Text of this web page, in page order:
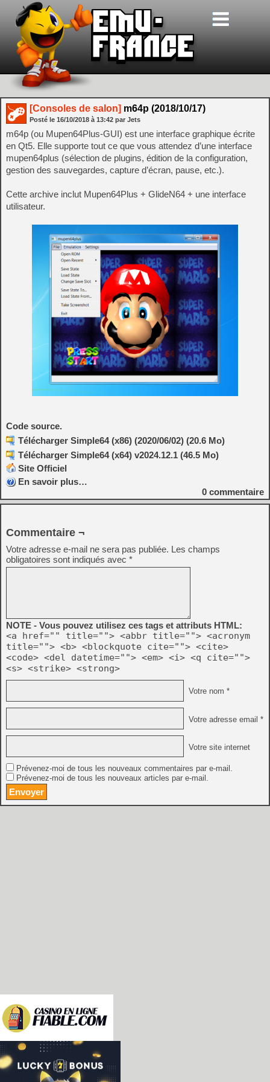
[Consoles de salon] m64p (2018/10/17)
Posté le 16/10/2018 à 13:42 par Jets
m64p (ou Mupen64Plus-GUI) est une interface graphique écrite
en Qt5. Elle supporte tout ce que vous attendez d’une interface
mupen64plus (sélection de plugins, édition de la configuration,
gestion des sauvegardes, capture d’écran, pause, etc.).
Cette archive inclut Mupen64Plus + GlideN64 + une interface
utilisateur.
Code source.
Télécharger Simple64 (x86) (2020/06/02) (20.6 Mo)
Télécharger Simple64 (x64) v2024.12.1 (46.5 Mo)
Site Officiel
En savoir plus…
0 commentaire
Commentaire ¬
Votre adresse e-mail ne sera pas publiée. Les champs
obligatoires sont indiqués avec *
NOTE - Vous pouvez utilisez ces tags et attributs HTML:
<a href="" title=""> <abbr title=""> <acronym
title=""> <b> <blockquote cite=""> <cite>
<code> <del datetime=""> <em> <i> <q cite="">
<s> <strike> <strong>
Votre nom *
Votre adresse email *
Votre site internet
Prévenez-moi de tous les nouveaux commentaires par e-mail.
Prévenez-moi de tous les nouveaux articles par e-mail.